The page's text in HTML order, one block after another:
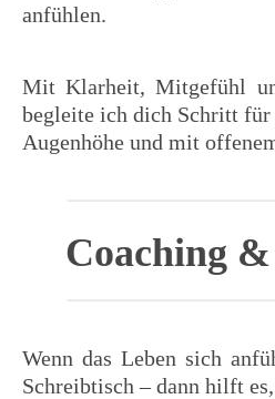
anfühlen.
Mit Klarheit, Mitgefühl
begleite ich dich Schritt
Augenhöhe und mit
Coaching
Wenn das Leben sich
Schreibtisch – dann hilft